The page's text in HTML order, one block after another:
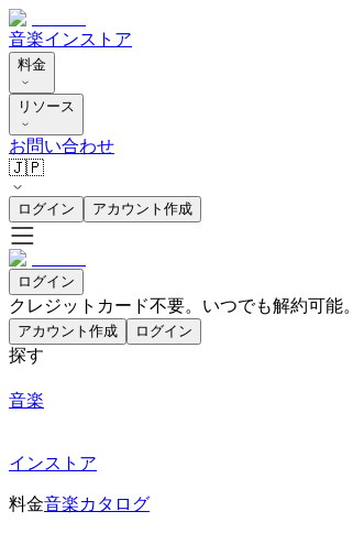
音楽インストア
料金
リソース
お問い合わせ
🇯🇵
ログイン アカウント作成
ログイン
クレジットカード不要。いつでも解約可能。
アカウント作成 ログイン
探す
音楽
インストア
料金音楽カタログ